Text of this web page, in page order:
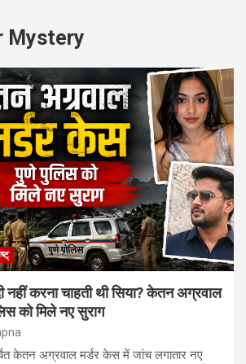
Mystery
नहीं करना चाहती थी सिया? केतन अग्रवाल
को मिले नए सुराग
केतन अग्रवाल मर्डर केस में जांच लगातार नए